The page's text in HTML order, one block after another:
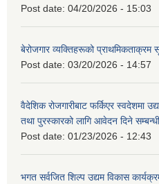
Post date: 04/20/2026 - 15:03
बेरोजगार व्यक्तिहरूको प्राथमिकताक्रम
Post date: 03/20/2026 - 14:57
वैदेशिक रोजगारीबाट फर्किएर स्वदेशमा
तथा पुरस्कारको लागि आवेदन दिने
Post date: 01/23/2026 - 12:43
भगत सर्वजित शिल्प उद्यम विकास